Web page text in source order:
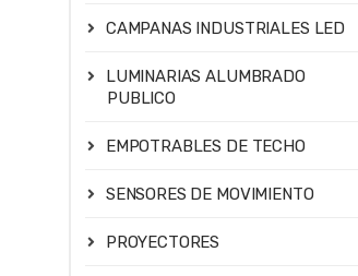
CAMPANAS INDUSTRIALES LED
LUMINARIAS ALUMBRADO
PUBLICO
EMPOTRABLES DE TECHO
SENSORES DE MOVIMIENTO
PROYECTORES